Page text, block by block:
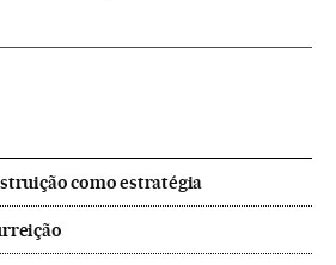
como estratégia